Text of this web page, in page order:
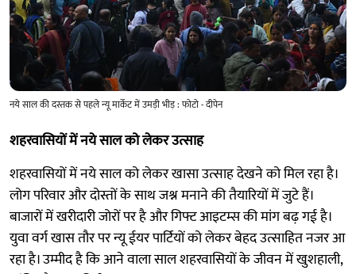
नये साल की दस्तक से पहले न्यू मार्केट में उमड़ी भीड़ : फोटो - दीपेन
शहरवासियों में नये साल को लेकर उत्साह
शहरवासियों में नये साल को लेकर खासा उत्साह देखने को मिल रहा है।
लोग परिवार और दोस्तों के साथ जश्न मनाने की तैयारियों में जुटे हैं।
बाजारों में खरीदारी जोरों पर है और गिफ्ट आइटम्स की मांग बढ़ गई है।
युवा वर्ग खास तौर पर न्यू ईयर पार्टियों को लेकर बेहद उत्साहित नजर आ
रहा है। उम्मीद है कि आने वाला साल शहरवासियों के जीवन में खुशहाली,